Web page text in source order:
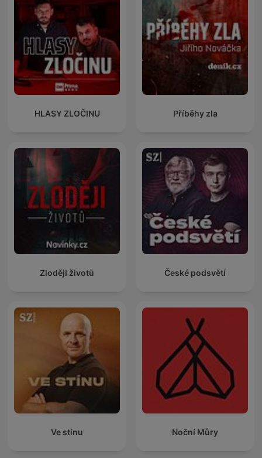
HLASY ZLOČINU Příběhy zla
Zloději životů České podsvětí
Ve stínu Noční Můry